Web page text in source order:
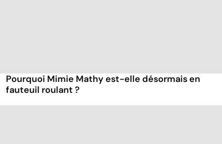
Pourquoi Mimie Mathy est-elle désormais en
fauteuil roulant ?